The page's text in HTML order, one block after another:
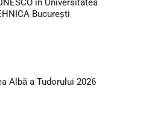
în Universitatea
București
Albă a Tudorului 2026Articol: Noaptea